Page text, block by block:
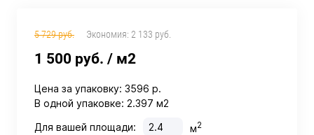
5 729 руб. Экономия: 2 133 руб.
1 500 руб. / м2
Цена за упаковку: 3596 р.
В одной упаковке: 2.397 м2
Для вашей площади:
м2